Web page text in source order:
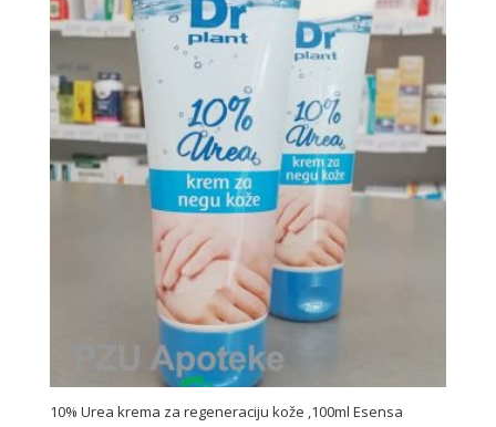
10% Urea krema za regeneraciju kože ,100ml Esensa